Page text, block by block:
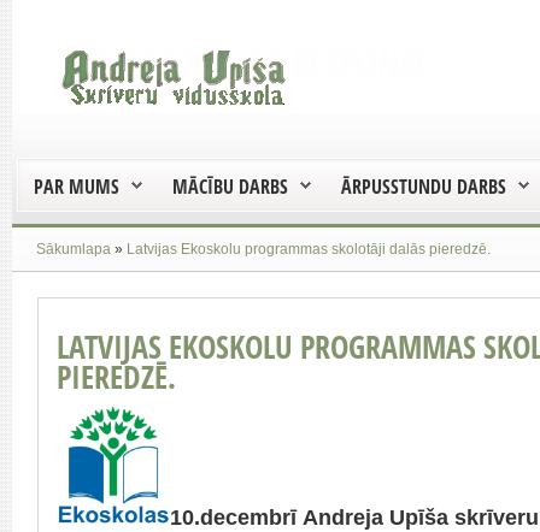
PAR MUMS MĀCĪBU DARBS ĀRPUSSTUNDU DARBS
Sākumlapa » Latvijas Ekoskolu programmas skolotāji dalās pieredzē.
LATVIJAS EKOSKOLU PROGRAMMAS
PIEREDZĒ.
10.decembrī Andreja Upīša